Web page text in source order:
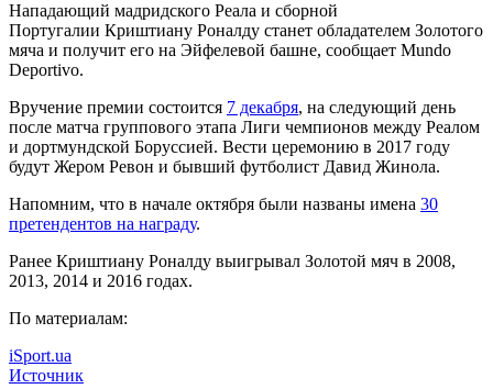
Нападающий мадридского Реала и сборной
Португалии Криштиану Роналду станет обладателем Золотого
мяча и получит его на Эйфелевой башне, сообщает Mundo
Deportivo.
Вручение премии состоится 7 декабря, на следующий день
после матча группового этапа Лиги чемпионов между Реалом
и дортмундской Боруссией. Вести церемонию в 2017 году
будут Жером Ревон и бывший футболист Давид Жинола.
Напомним, что в начале октября были названы имена 30
претендентов на награду.
Ранее Криштиану Роналду выигрывал Золотой мяч в 2008,
2013, 2014 и 2016 годах.
По материалам:
iSport.ua
Источник